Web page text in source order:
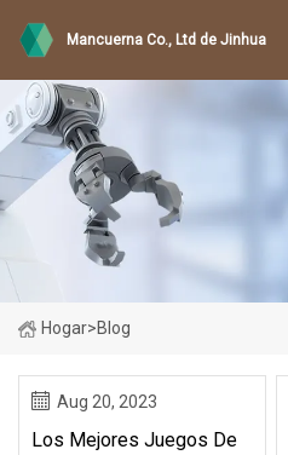
Mancuerna Co., Ltd de Jinhua
Hogar>Blog
Aug 20, 2023
Los Mejores Juegos De